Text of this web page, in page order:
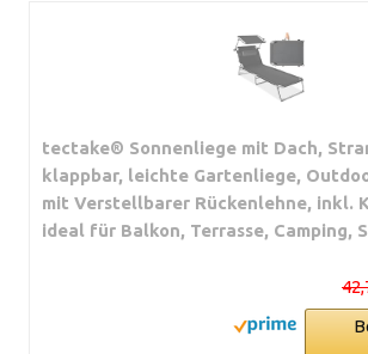
tectake® Sonnenliege mit Dach,
klappbar, leichte Gartenliege,
mit Verstellbarer Rückenlehne, inkl.
ideal für Balkon, Terrasse, Camping,